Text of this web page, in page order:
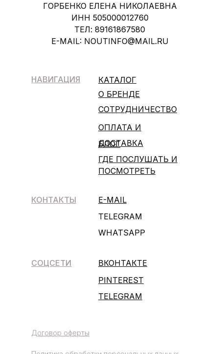
ГОРБЕНКО ЕЛЕНА НИКОЛАЕВНА
ИНН 505000012760
ТЕЛ: 89161867580
E-MAIL: NOUTINFO@MAIL.RU
КАТАЛОГ
НАВИГАЦИЯ
КОНТАКТЫ
СОЦСЕТИ
ОПЛАТА И
ДОСТАВКА
СОТРУДНИЧЕСТВО
О БРЕНДЕ
БЛОГ
E-MAIL
TELEGRAM
TELEGRAM
WHATSAPP
ВКОНТАКТЕ
PINTEREST
Договор оферты
ГДЕ ПОСЛУШАТЬ И
ПОСМОТРЕТЬ